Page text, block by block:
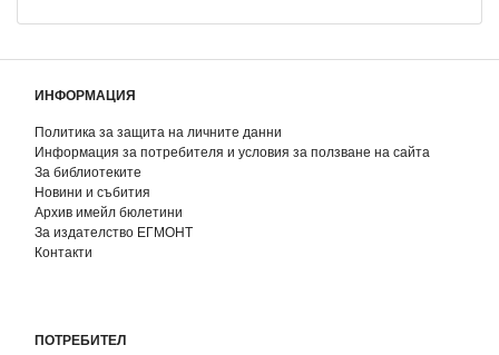
ИНФОРМАЦИЯ
Политика за защита на личните данни
Информация за потребителя и условия за ползване на сайта
За библиотеките
Новини и събития
Архив имейл бюлетини
За издателство ЕГМОНТ
Контакти
ПОТРЕБИТЕЛ